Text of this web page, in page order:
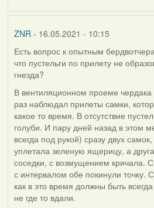
ZNR - 16.05.2021 - 10:15
Есть вопрос к опытным
что пустельги по прилету не
гнезда?
В вентиляционном проеме
раз наблюдал прилеты самки,
какое то время. В отсутствие
голуби. И пару дней назад в этом
всегда под рукой) сразу двух
уплетала зеленую ящерицу, а
соседки, с возмущением кричала.
с интервалом обе покинули точку.
как в это время должны быть
не где то вдали.